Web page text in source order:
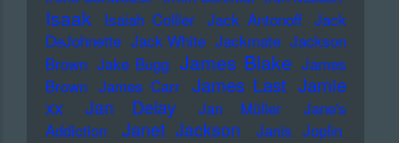
Isaak Isaiah Collier Jack Antonoff Jack
DeJohnette Jack White Jackmate Jackson
Brown Jake Bugg James Blake James
Brown James Carr James Last Jamie
xx
Jan Delay Jan Müller
Jane's
Addiction
Janet Jackson
Janis Joplin